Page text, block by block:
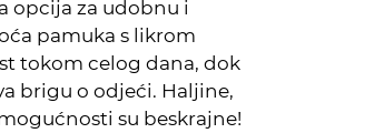
opcija za udobnu i
pamuka s likrom
tokom celog dana, dok
brigu o odjeći. Haljine,
su beskrajne!